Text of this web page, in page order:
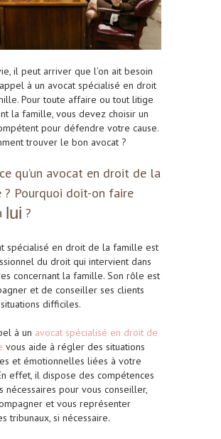
il peut arriver que l’on ait besoin
à un avocat spécialisé en droit
Pour toute affaire ou tout litige
la famille, vous devez choisir un
pour défendre votre cause.
trouver le bon avocat ?
ce qu’un avocat en droit de la
Pourquoi doit-on faire
lui ?
spécialisé en droit de la famille est
du droit qui intervient dans
concernant la famille. Son rôle est
et de conseiller ses clients
difficiles.
à un avocat spécialisé en droit de
vous aide à régler des situations
et émotionnelles liées à votre
effet, il dispose des compétences
nécessaires pour vous conseiller,
et vous représenter
tribunaux, si nécessaire.